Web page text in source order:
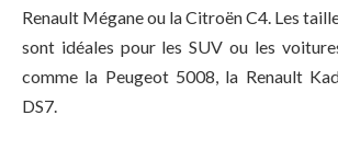
Renault Mégane ou la Citroën C4. Les
sont idéales pour les SUV ou les
comme la Peugeot 5008, la Renault
DS7.